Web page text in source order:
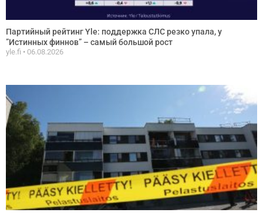
Партийный рейтинг Yle: поддержка СЛС резко упала, у
”Истинных финнов” – самый большой рост
yle.fi 06.08.2026